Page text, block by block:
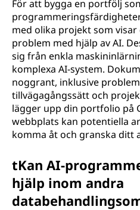
För att bygga en portfölj
med olika projekt som
problem med hjälp av AI.
sig från enkla
komplexa AI-system.
noggrant, inklusive
tillvägagångssätt och
lägger upp din portfolio på
webbplats kan potentiella
komma åt och granska ditt
tKan AI-
hjälp inom andra